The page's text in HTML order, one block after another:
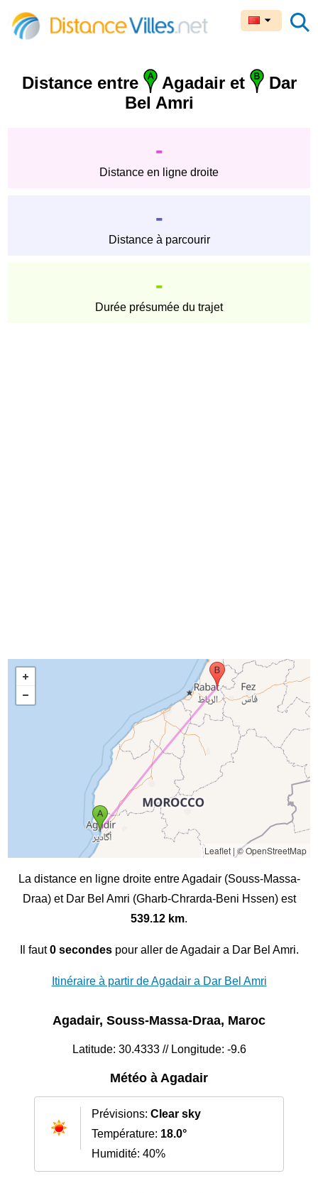
Distance entre Agadair et
Dar
Bel Amri
-
Distance en ligne droite
-
Distance à parcourir
-
Durée présumée du trajet
Leaflet| © OpenStreetMap
La distance en ligne droite entre Agadair (Souss-Massa-
Draa) et Dar Bel Amri (Gharb-Chrarda-Beni Hssen) est
539.12 km.
Il faut0 secondespour aller de Agadair a Dar Bel Amri.
Itinéraire à partir de Agadair a Dar Bel Amri
Agadair, Souss-Massa-Draa, Maroc
Latitude: 30.4333 // Longitude: -9.6
Météo à Agadair
Prévisions: Clear sky
Température: 18.0°
Humidité: 40%